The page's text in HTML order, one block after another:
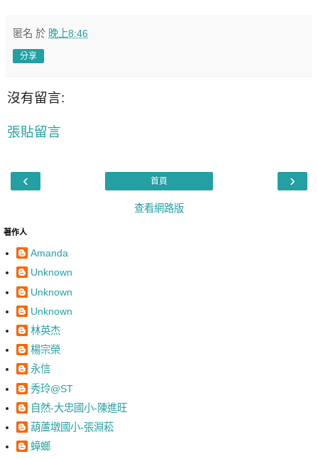
匿名 於 晚上8:46
分享
沒有留言:
張貼留言
‹ ›
首頁
查看網路版
著作人
Amanda
Unknown
Unknown
Unknown
林英杰
楊宗榮
永信
秀玲@ST
自然-大忠國小-陳進旺
葫蘆墩國小-張淵菘
蟑螂